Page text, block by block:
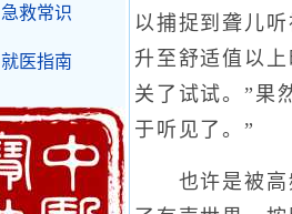
以捕捉到聋儿
升至舒适值以
关了试试。”果
于听见了。”
也许是被高频
急救常识
就医指南